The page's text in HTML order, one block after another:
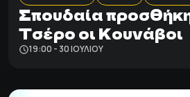
Σπουδαία
Τσέρο οι Κουνάβοι
19:00 - 30 ΙΟΥΛΊΟΥ